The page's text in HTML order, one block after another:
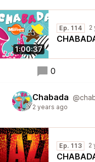
1:00:37
Ep. 114 2
0
Chabada
2 years ago
Ep. 113 2